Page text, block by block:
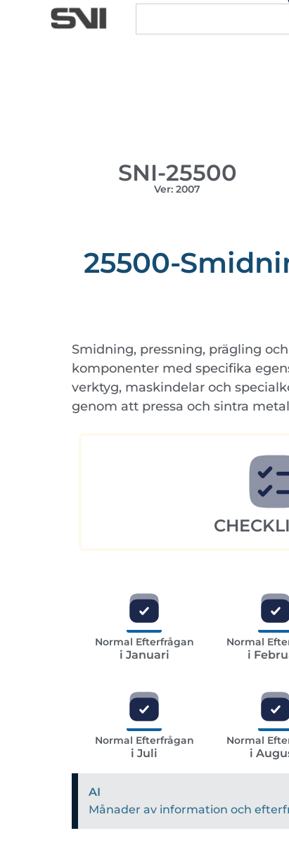
SNI-25500
Ver: 2007
25500-
Smidning, pressning, prägling
komponenter med specifika
verktyg, maskindelar och
genom att pressa och sintra
Normal Efterfrågan
i Januari
Normal
i
Normal Efterfrågan
i Juli
Normal
i
AI
Månader av information och